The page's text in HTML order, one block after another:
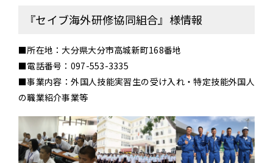
『セイブ海外研修協同組合』様情報
■所在地：大分県大分市高城新町168番地
■電話番号：097-553-3335
■事業内容：外国人技能実習生の受け入れ・特定技能外国人
の職業紹介事業等